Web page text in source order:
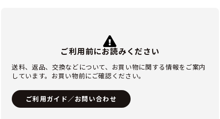
ご利用前にお読みください
送料、返品、交換などについて、お買い物に関する情報をご案内
しています。お買い物前にご確認ください。
ご利用ガイド／お問い合わせ